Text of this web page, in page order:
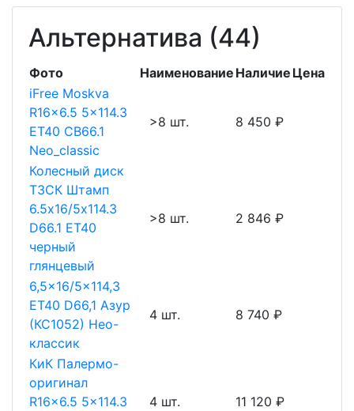
Альтернатива (44)
Фото Наименование Наличие Цена
iFree Moskva
R16x6.5 5x114.3
ET40 CB66.1
Neo_classic
>8 шт. 8 450 ₽
Колесный диск
ТЗСК Штамп
6.5х16/5х114.3
D66.1 ET40
черный
глянцевый
>8 шт. 2 846 ₽
6,5x16/5x114,3
ET40 D66,1 Азур
(КС1052) Нео-
классик
4 шт. 8 740 ₽
КиК Палермо-
оригинал
R16x6.5 5x114.3
4 шт. 11 120 ₽